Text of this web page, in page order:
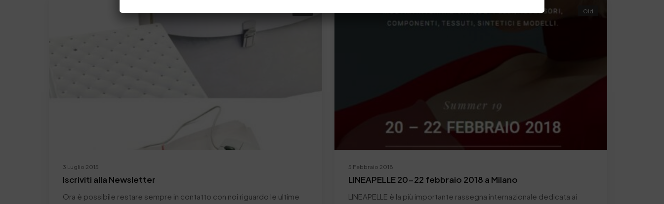
3 Luglio 2015
Iscriviti alla Newsletter
Ora è possibile restare sempre in contatto con noi riguardo le ultime
5 Febbraio 2018
Old
LINEAPELLE 20-22 febbraio 2018 a Milano
LINEAPELLE è la più importante rassegna internazionale dedicata ai